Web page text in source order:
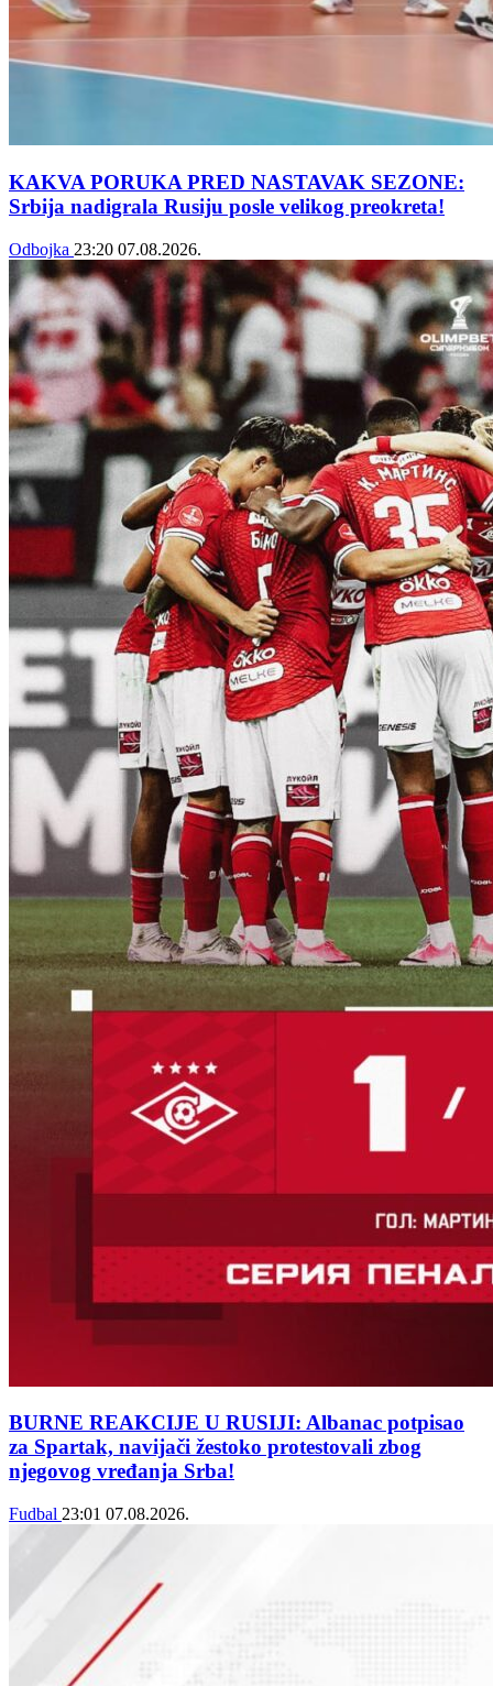
KAKVA PORUKA PRED NASTAVAK SEZONE:
Srbija nadigrala Rusiju posle velikog preokreta!
Odbojka 23:20 07.08.2026.
BURNE REAKCIJE U RUSIJI: Albanac potpisao
za Spartak, navijači žestoko protestovali zbog
njegovog vređanja Srba!
Fudbal 23:01 07.08.2026.